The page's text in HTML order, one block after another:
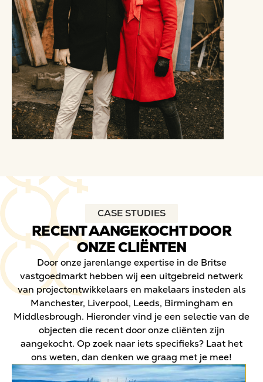
CASE STUDIES
RECENT AANGEKOCHT DOOR
ONZE CLIËNTEN
Door onze jarenlange expertise in de Britse
vastgoedmarkt hebben wij een uitgebreid netwerk
van projectontwikkelaars en makelaars insteden als
Manchester, Liverpool, Leeds, Birmingham en
Middlesbrough. Hieronder vind je een selectie van de
objecten die recent door onze cliënten zijn
aangekocht. Op zoek naar iets specifieks? Laat het
ons weten, dan denken we graag met je mee!